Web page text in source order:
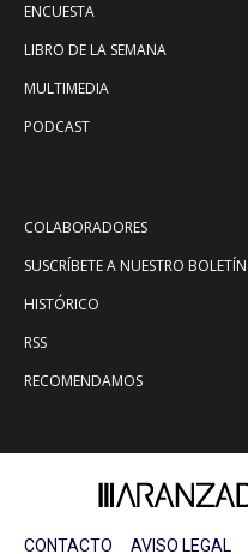
ENCUESTA
LIBRO DE LA SEMANA
MULTIMEDIA
PODCAST
COLABORADORES
SUSCRÍBETE A NUESTRO BOLETÍN
HISTÓRICO
RSS
RECOMENDAMOS
CONTACTO AVISO LEGAL